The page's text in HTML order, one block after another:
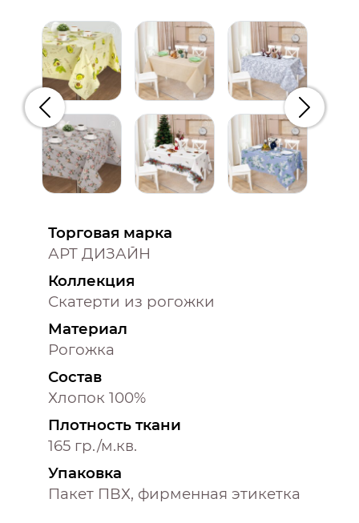
Предыдущий
Торговая марка
АРТ ДИЗАЙН
Коллекция
Скатерти из рогожки
Материал
Рогожка
Состав
Хлопок 100%
Плотность ткани
165 гр./м.кв.
Упаковка
Пакет ПВХ, фирменная этикетка